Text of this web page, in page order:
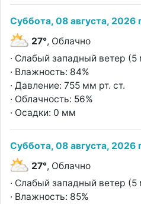
Суббота, 08 августа, 2026
27°, Облачно
· Слабый западный ветер (5
· Влажность: 84%
· Давление: 755 мм рт. ст.
· Облачность: 56%
· Осадки: 0 мм
Суббота, 08 августа, 2026
27°, Облачно
· Слабый западный ветер (5
· Влажность: 85%